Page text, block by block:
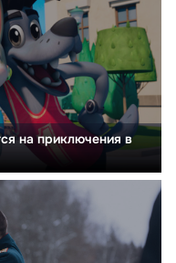
на приключения в